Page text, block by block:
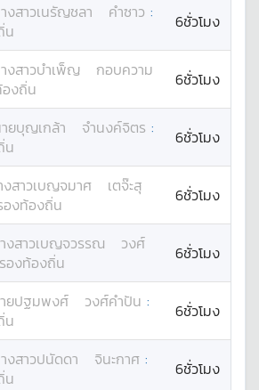
งสาวเนรัญชลา คำซาว :
น
6ชั่วโมง
งสาวบำเพ็ญ
กอบความ
งถิ่น 6ชั่วโมง
ยบุญเกล้า จำนงค์จิตร :
น
6ชั่วโมง
สาวเบญจมาศ
เตจ๊ะสุ
องท้องถิ่น 6ชั่วโมง
งสาวเบญจวรรณ
วงศ์
องท้องถิ่น 6ชั่วโมง
ยปฐมพงศ์ วงศ์คำปัน :
น
6ชั่วโมง
งสาวปนัดดา จินะกาศ :
น
6ชั่วโมง